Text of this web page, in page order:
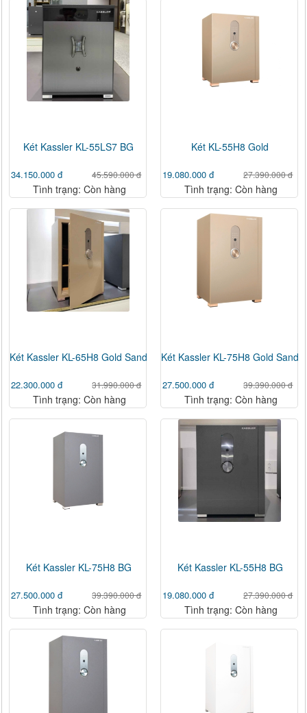
Két Kassler KL-55LS7 BG
34.150.000 đ 45.590.000 đ
Tình trạng: Còn hàng
Két KL-55H8 Gold
19.080.000 đ 27.390.000 đ
Tình trạng: Còn hàng
Két Kassler KL-65H8 Gold Sand
22.300.000 đ 31.990.000 đ
Tình trạng: Còn hàng
Két Kassler KL-75H8 Gold Sand
27.500.000 đ 39.390.000 đ
Tình trạng: Còn hàng
Két Kassler KL-75H8 BG
27.500.000 đ 39.390.000 đ
Tình trạng: Còn hàng
Két Kassler KL-55H8 BG
19.080.000 đ 27.390.000 đ
Tình trạng: Còn hàng